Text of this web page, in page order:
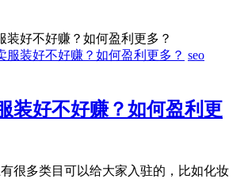
装好不好赚？如何盈利更多？
seo
装好不好赚？如何盈利更
多类目可以给大家入驻的，比如化妆